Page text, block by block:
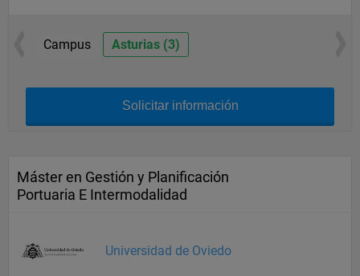
Campus Asturias (3)
Solicitar información
Máster en Gestión y Planificación
Portuaria E Intermodalidad
Universidad de Oviedo